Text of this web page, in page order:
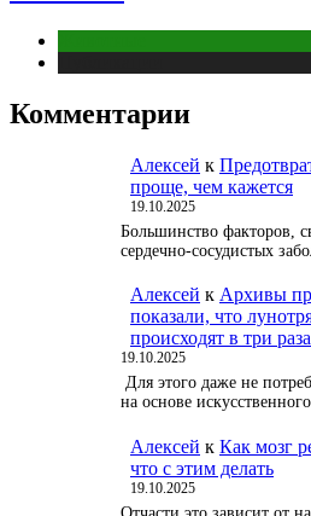
Комментарии
Алексей к
проще, чем кажется
19.10.2025
Большинство факторов,
сердечно-сосудистых
Алексей к Архивы
показали, что
происходят в три
19.10.2025
Для этого даже не
на основе
Алексей к Как мозг
что с этим делать
19.10.2025